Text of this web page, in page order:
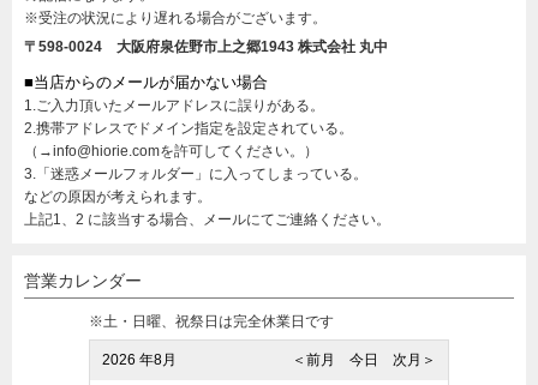
※受注の状況により遅れる場合がございます。
〒598-0024 大阪府泉佐野市上之郷1943 株式会社 丸中
■当店からのメールが届かない場合
1.ご入力頂いたメールアドレスに誤りがある。
2.携帯アドレスでドメイン指定を設定されている。
（→info@hiorie.comを許可してください。）
3.「迷惑メールフォルダー」に入ってしまっている。
などの原因が考えられます。
上記1、2 に該当する場合、メールにてご連絡ください。
営業カレンダー
※土・日曜、祝祭日は完全休業日です
2026 年8月 次月＞
今日
＜前月